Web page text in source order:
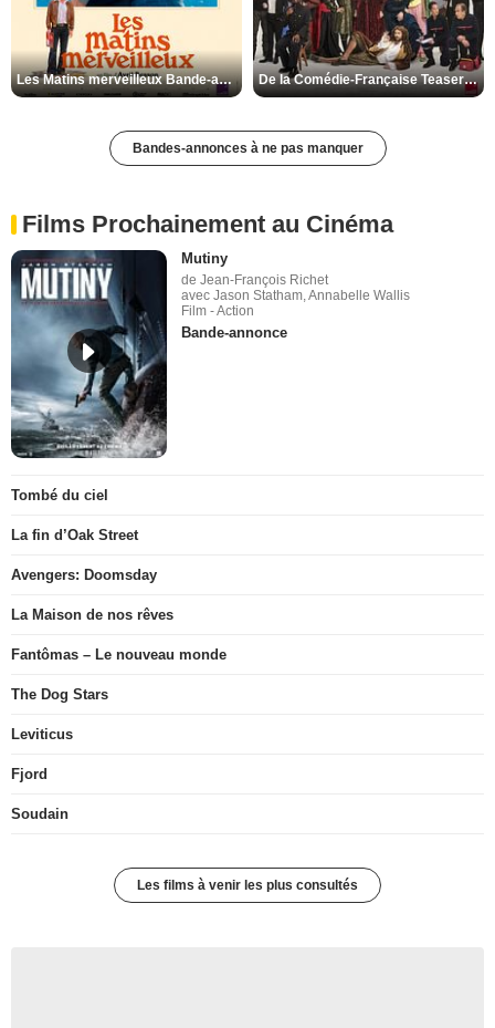
Les Matins merveilleux Bande-annonce VF De la Comédie-Française Teaser VF
Bandes-annonces à ne pas manquer
Films Prochainement au Cinéma
Mutiny
de Jean-François Richet
avec Jason Statham, Annabelle Wallis
Film - Action
Bande-annonce
Tombé du ciel
La fin d’Oak Street
Avengers: Doomsday
La Maison de nos rêves
Fantômas – Le nouveau monde
The Dog Stars
Leviticus
Fjord
Soudain
Les films à venir les plus consultés